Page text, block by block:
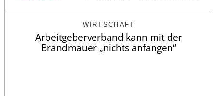
WIRTSCHAFT
Arbeitgeberverband kann mit der
Brandmauer „nichts anfangen“